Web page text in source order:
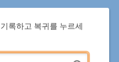
록하고 복귀를 누르세